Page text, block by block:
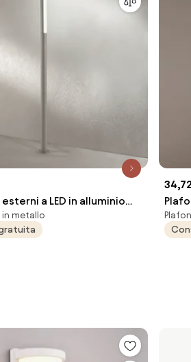
a LED in alluminio
H180 cm
in metallo